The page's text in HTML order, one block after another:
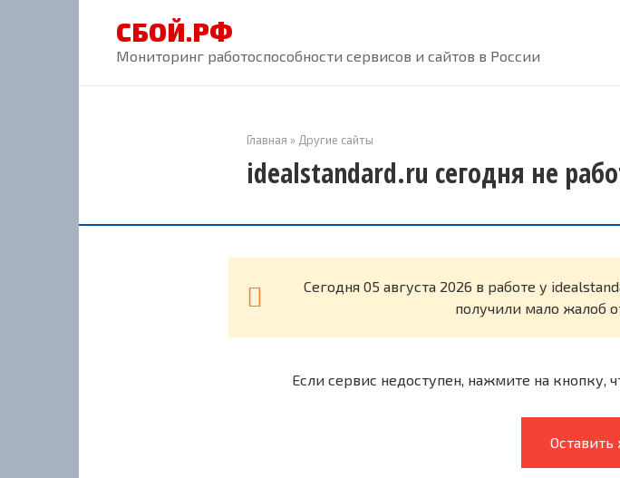
СБОЙ.РФ
Мониторинг работоспособности сервисов и сайтов в России
Главная » Другие сайты
idealstandard.ru сегодня не
Cегодня 05 августа 2026 в работе у
получили мало жалоб
Если сервис недоступен, нажмите на кнопку,
Оставить